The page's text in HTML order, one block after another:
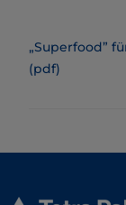
​​​​​​​​​​​​​​​​​​​„Superfood”
(pdf)